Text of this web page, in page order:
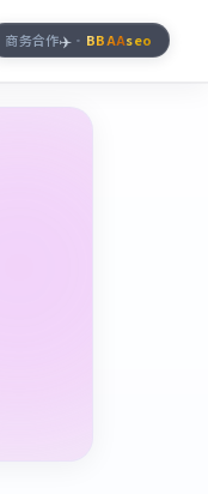
商务合作✈️ · BBAAseo